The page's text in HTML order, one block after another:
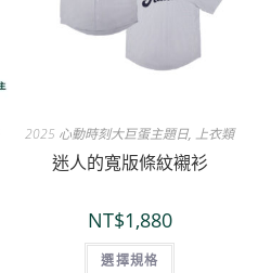
2025 心動時刻大巨蛋主題日, 上衣類
迷人的寬版條紋襯衫
NT$1,880
選擇規格